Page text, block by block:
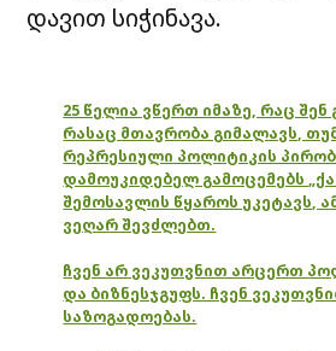
დავით სიჭინავა.
25 წელია ვწერთ იმაზე, რაც შენ
რასაც მთავრობა გიმალავს,
რეპრესიული პოლიტიკის
დამოუკიდებელ გამოცემებს
შემოსავლის წყაროს უკეტავს,
ვეღარ შევძლებთ.
ჩვენ არ ვეკუთვნით არცერთ
და ბიზნესჯგუფს. ჩვენ
საზოგადოებას.